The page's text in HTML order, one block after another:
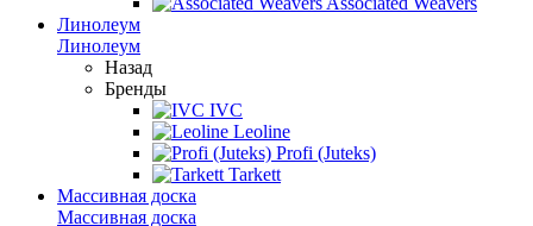
Линолеум
Линолеум
Назад
Бренды
IVC
Leoline
Profi (Juteks)
Tarkett
Массивная доска
Массивная доска